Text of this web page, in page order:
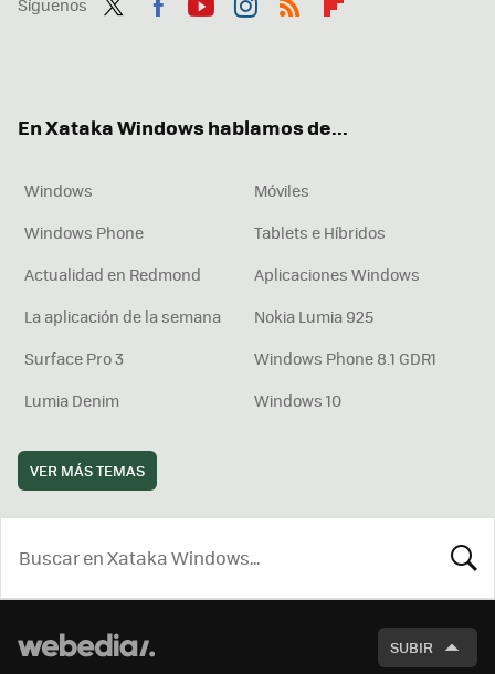
En Xataka Windows hablamos de...
Windows
Móviles
Windows Phone
Tablets e Híbridos
Actualidad en Redmond
Aplicaciones Windows
La aplicación de la semana
Nokia Lumia 925
Surface Pro 3
Windows Phone 8.1 GDR1
Lumia Denim
Windows 10
VER MÁS TEMAS
SUBIR